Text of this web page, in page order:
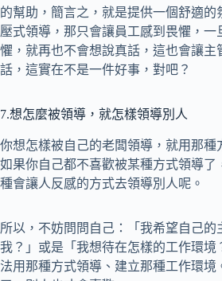
的幫助，簡言之，就是提供一個舒適的
壓式領導，那只會讓員工感到畏懼，一
懼，就再也不會想說真話，這也會讓主
話，這實在不是一件好事，對吧？
7.想怎麼被領導，就怎樣領導別人
你想怎樣被自己的老闆領導，就用那種
如果你自己都不喜歡被某種方式領導了
種會讓人反感的方式去領導別人呢。
所以，不妨問問自己：「我希望自己的
我？」或是「我想待在怎樣的工作環境
法用那種方式領導、建立那種工作環境